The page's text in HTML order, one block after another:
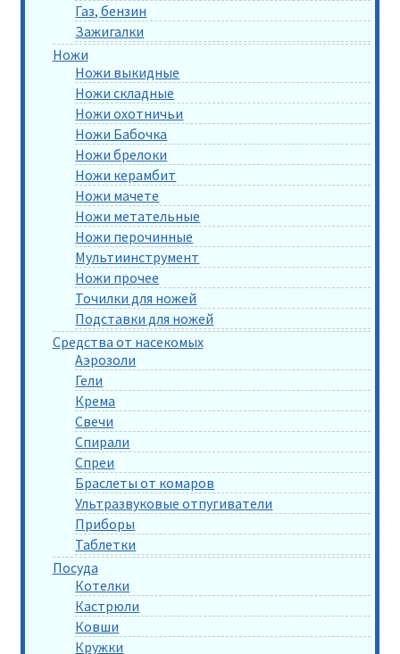
Газ, бензин
Зажигалки
Ножи
Ножи выкидные
Ножи складные
Ножи охотничьи
Ножи Бабочка
Ножи брелоки
Ножи керамбит
Ножи мачете
Ножи метательные
Ножи перочинные
Мультиинструмент
Ножи прочее
Точилки для ножей
Подставки для ножей
Средства от насекомых
Аэрозоли
Гели
Крема
Свечи
Спирали
Спреи
Браслеты от комаров
Ультразвуковые отпугиватели
Приборы
Таблетки
Посуда
Котелки
Кастрюли
Ковши
Кружки